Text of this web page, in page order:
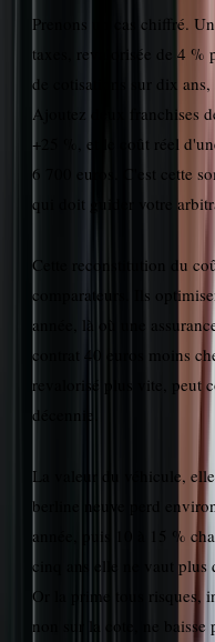
Prenons un cas chiffré.
taxes, revalorisée de 4 %
de cotisations sur dix
Ajoutez deux franchises
+25 %, et le coût réel
6 700 euros. C'est cette
qui doit guider votre
Cette reconstitution du
comparateurs. Ils
année, là où une
contrat 40 euros moins
revalorisé plus vite, peut
décennie.
La valeur du véhicule,
berline neuve perd
année, puis 10 à 15 %
cinq ans elle ne vaut plus
Or la prime tous risques,
non sur la cote, ne baisse